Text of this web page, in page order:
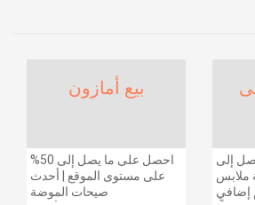
بيع أمازون
احصل على ما يصل إلى 50%
على مستوى الموقع | أحدث
صيحات الموضة
إلى
ملابس
إضافي